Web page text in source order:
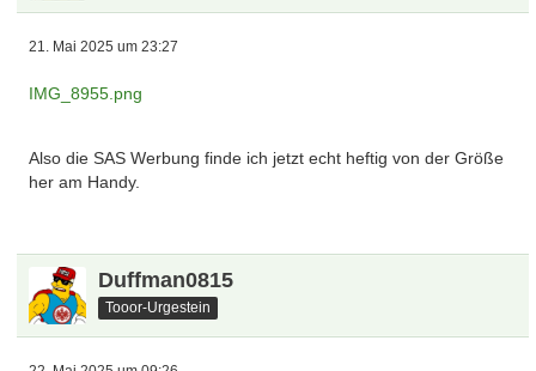
21. Mai 2025 um 23:27
IMG_8955.png
Also die SAS Werbung finde ich jetzt echt heftig von der Größe
her am Handy.
Duffman0815
Tooor-Urgestein